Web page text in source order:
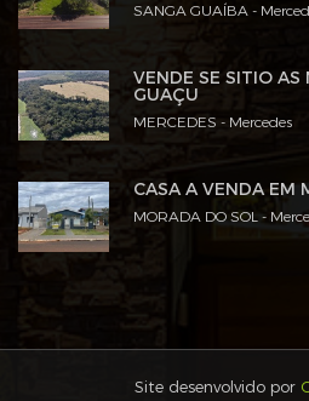
SANGA GUAÍBA -
VENDE SE SITIO
GUAÇU
MERCEDES - Mercedes
CASA A VENDA EM
MORADA DO SOL -
Site desenvolvido por